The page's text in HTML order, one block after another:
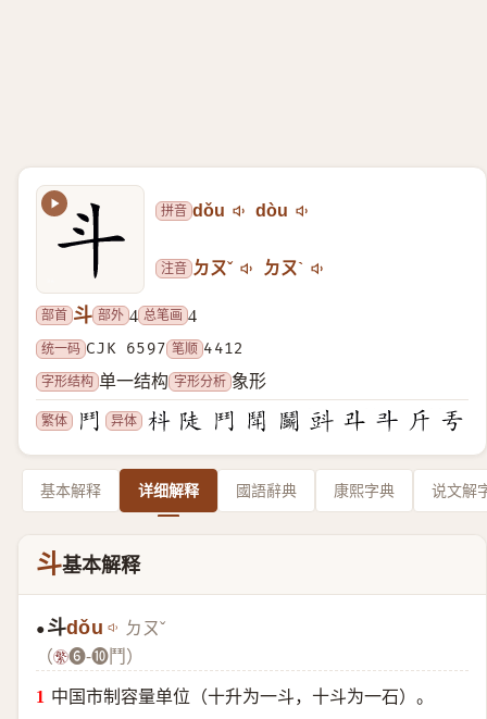
拼音 dǒu dòu
注音 ㄉㄡˇ ㄉㄡˋ
部首 斗 部外 4 总笔画 4
统一码 CJK 6597 笔顺 4412
字形结构 单一结构 字形分析 象形
繁体 异体
基本解释 详细解释 國語辭典 康熙字典 说文解
斗基本解释
● 斗dǒu ㄉㄡˇ
（
❻-❿鬥）
中国市制容量单位（十升为一斗，十斗为一石）。